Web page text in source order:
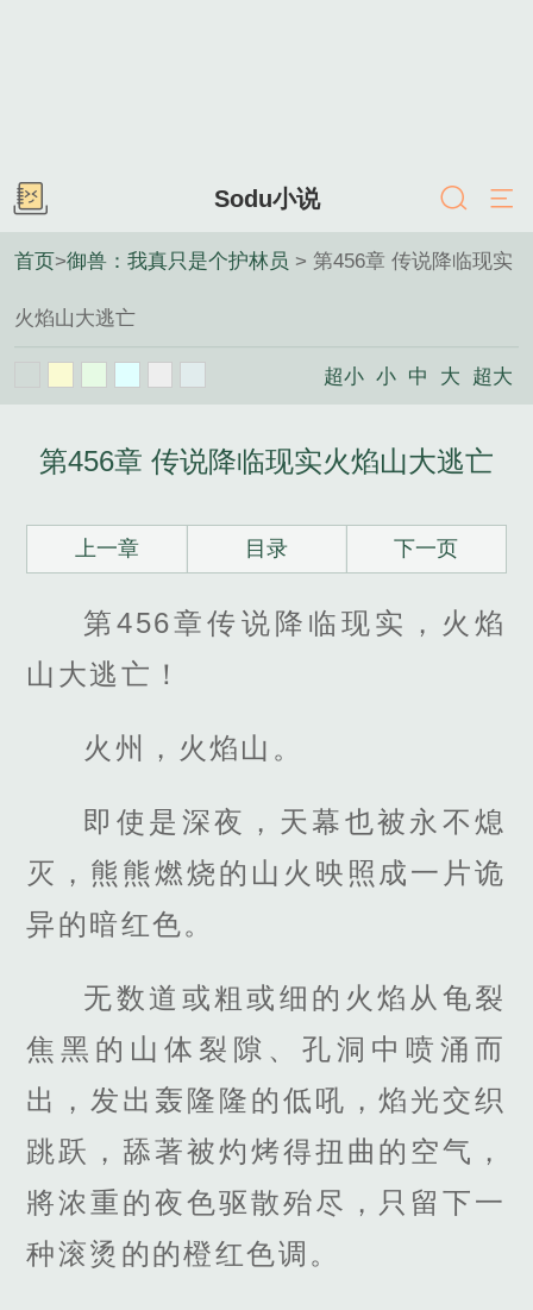
Sodu小说
首页>御兽：我真只是个护林员 > 第456章 传说降临现实
火焰山大逃亡
超小 小 中 大 超大
第456章 传说降临现实火焰山大逃亡
上一章 目录 下一页
第456章传说降临现实，火焰
山大逃亡！
火州，火焰山。
即使是深夜，天幕也被永不熄
灭，熊熊燃烧的山火映照成一片诡
异的暗红色。
无数道或粗或细的火焰从龟裂
焦黑的山体裂隙、孔洞中喷涌而
出，发出轰隆隆的低吼，焰光交织
跳跃，舔著被灼烤得扭曲的空气，
將浓重的夜色驱散殆尽，只留下一
种滚烫的的橙红色调。